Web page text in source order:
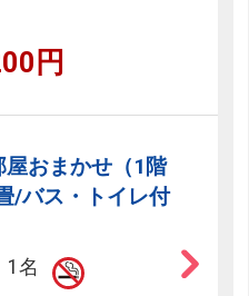
円
屋おまかせ（1階
/バス・トイレ付
1名